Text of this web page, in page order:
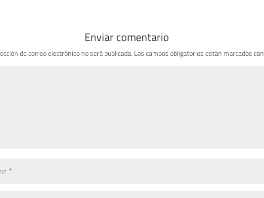
Enviar comentario
de correo electrónico no será publicada. Los campos obligatorios están marcados con